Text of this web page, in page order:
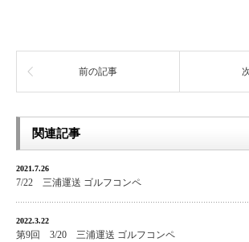
前の記事
関連記事
2021.7.26
7/22 三浦運送 ゴルフコンペ
2022.3.22
第9回 3/20 三浦運送 ゴルフコンペ